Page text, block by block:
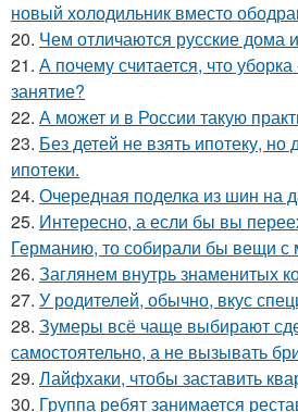
новый холодильник вместо
20. Чем отличаются русские дома
21. А почему считается, что
занятие?
22. А может и в России такую
23. Без детей не взять ипотеку, но
ипотеки.
24. Очередная поделка из шин на
25. Интересно, а если бы вы
Германию, то собирали бы вещи с
26. Заглянем внутрь знаменитых
27. У родителей, обычно, вкус
28. Зумеры всё чаще выбирают
самостоятельно, а не вызывать
29. Лайфхаки, чтобы заставить
30. Группа ребят занимается